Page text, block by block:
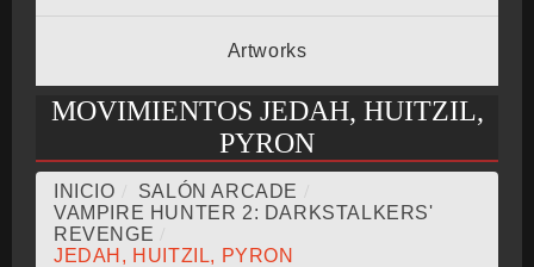
CRONOLOGÍA
ARCADE STICK
Artworks
MOVIMIENTOS JEDAH, HUITZIL,
PYRON
INICIO SALÓN ARCADE
VAMPIRE HUNTER 2: DARKSTALKERS'
REVENGE
JEDAH, HUITZIL, PYRON